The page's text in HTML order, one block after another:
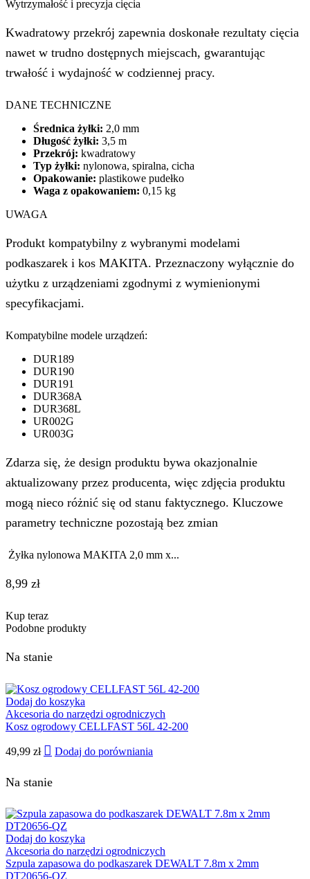
Wytrzymałość i precyzja cięcia
Kwadratowy przekrój zapewnia doskonałe rezultaty cięcia
nawet w trudno dostępnych miejscach, gwarantując
trwałość i wydajność w codziennej pracy.
DANE TECHNICZNE
Średnica żyłki: 2,0 mm
Długość żyłki: 3,5 m
Przekrój: kwadratowy
Typ żyłki: nylonowa, spiralna, cicha
Opakowanie: plastikowe pudełko
Waga z opakowaniem: 0,15 kg
UWAGA
Produkt kompatybilny z wybranymi modelami
podkaszarek i kos MAKITA. Przeznaczony wyłącznie do
użytku z urządzeniami zgodnymi z wymienionymi
specyfikacjami.
Kompatybilne modele urządzeń:
DUR189
DUR190
DUR191
DUR368A
DUR368L
UR002G
UR003G
Zdarza się, że design produktu bywa okazjonalnie
aktualizowany przez producenta, więc zdjęcia produktu
mogą nieco różnić się od stanu faktycznego. Kluczowe
parametry techniczne pozostają bez zmian
Żyłka nylonowa MAKITA 2,0 mm x...
8,99 zł
Kup teraz
Podobne produkty
Na stanie
Dodaj do koszyka
Akcesoria do narzędzi ogrodniczych
Kosz ogrodowy CELLFAST 56L 42-200
49,99 zł Dodaj do porówniania
Na stanie
Dodaj do koszyka
Akcesoria do narzędzi ogrodniczych
Szpula zapasowa do podkaszarek DEWALT 7.8m x 2mm
DT20656-QZ